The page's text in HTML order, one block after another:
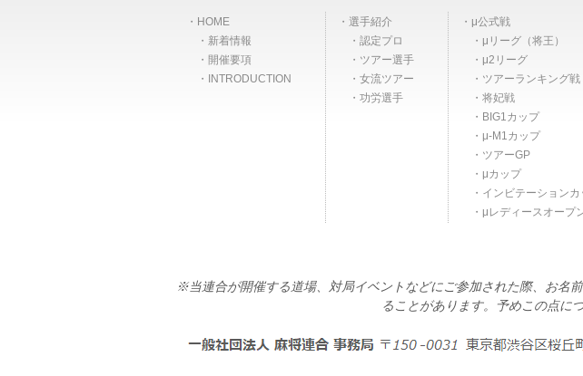
HOME
新着情報
開催要項
INTRODUCTION
選手紹介
認定プロ
ツアー選手
女流ツアー
功労選手
μ公式戦
μリーグ（将王）
μ2リーグ
ツアーランキング戦
将妃戦
BIG1カップ
μ-M1カップ
ツアーGP
μカップ
インビテーションカ
μレディースオープ
※当連合が開催する道場、対局イベントなどにご参加された際、お名
ることがあります。予めこの点に